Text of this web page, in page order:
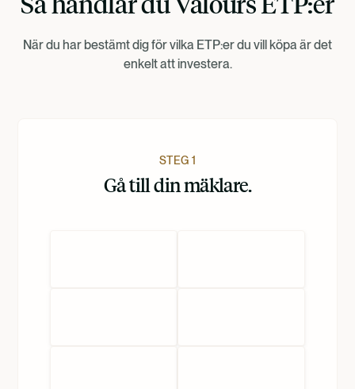
Norsk
När du har bestämt dig för vilka ETP:er du vill köpa är det
enkelt att investera.
STEG 1
Gå till din mäklare.